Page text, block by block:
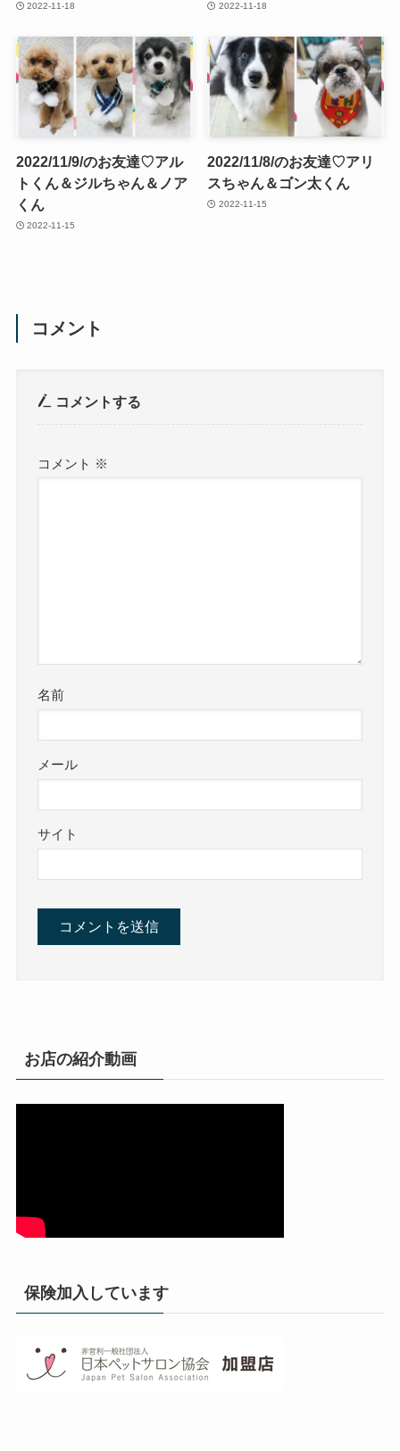
2022-11-18 2022-11-18
2022/11/9/のお友達♡アル
トくん＆ジルちゃん＆ノア
くん
2022-11-15
2022/11/8/のお友達♡アリ
スちゃん＆ゴン太くん
2022-11-15
コメント
コメントする
コメント ※
名前
メール
サイト
お店の紹介動画
保険加入しています